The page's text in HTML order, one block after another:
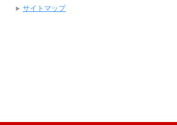
サイトマップ